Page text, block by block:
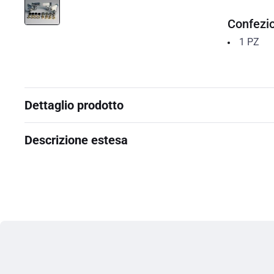
1 PZ
Dettaglio prodotto
Descrizione estesa